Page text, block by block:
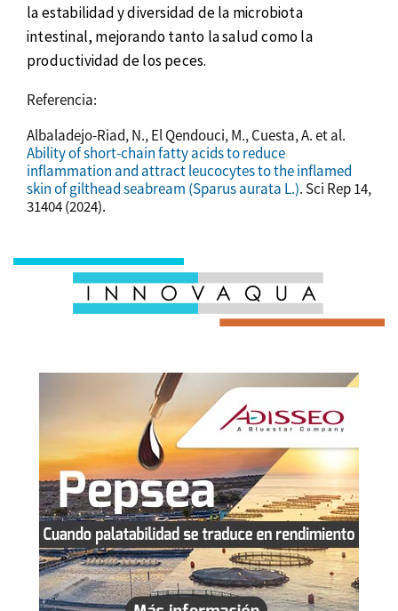
la estabilidad y diversidad de la microbiota
intestinal, mejorando tanto la salud como la
productividad de los peces.
Referencia:
Albaladejo-Riad, N., El Qendouci, M., Cuesta, A. et al.
Ability of short-chain fatty acids to reduce
inflammation and attract leucocytes to the inflamed
skin of gilthead seabream (Sparus aurata L.). Sci Rep 14,
31404 (2024).